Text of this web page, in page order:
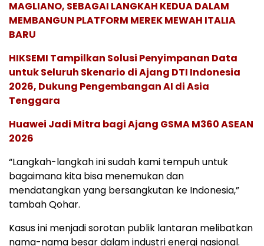
MAGLIANO, SEBAGAI LANGKAH KEDUA DALAM
MEMBANGUN PLATFORM MEREK MEWAH ITALIA
BARU
HIKSEMI Tampilkan Solusi Penyimpanan Data
untuk Seluruh Skenario di Ajang DTI Indonesia
2026, Dukung Pengembangan AI di Asia
Tenggara
Huawei Jadi Mitra bagi Ajang GSMA M360 ASEAN
2026
“Langkah-langkah ini sudah kami tempuh untuk
bagaimana kita bisa menemukan dan
mendatangkan yang bersangkutan ke Indonesia,”
tambah Qohar.
Kasus ini menjadi sorotan publik lantaran melibatkan
nama-nama besar dalam industri energi nasional.